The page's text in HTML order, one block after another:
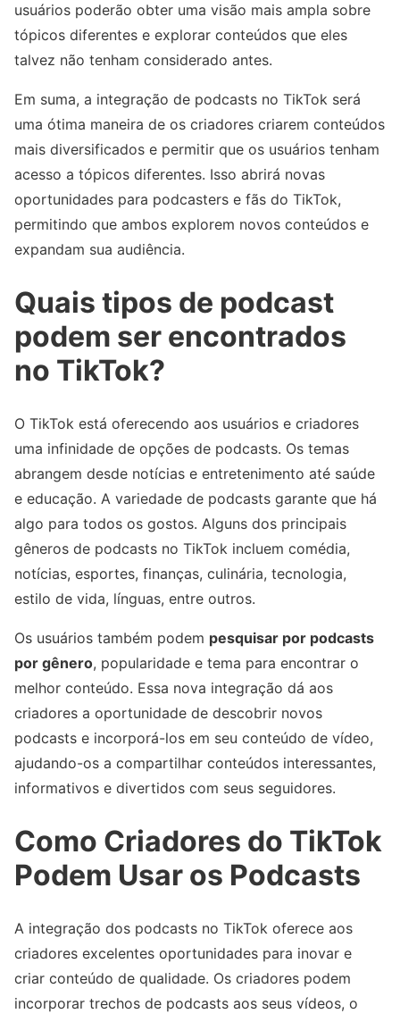
usuários poderão obter uma visão mais ampla sobre
tópicos diferentes e explorar conteúdos que eles
talvez não tenham considerado antes.
Em suma, a integração de podcasts no TikTok será
uma ótima maneira de os criadores criarem conteúdos
mais diversificados e permitir que os usuários tenham
acesso a tópicos diferentes. Isso abrirá novas
oportunidades para podcasters e fãs do TikTok,
permitindo que ambos explorem novos conteúdos e
expandam sua audiência.
Quais tipos de podcast
podem ser encontrados
no TikTok?
O TikTok está oferecendo aos usuários e criadores
uma infinidade de opções de podcasts. Os temas
abrangem desde notícias e entretenimento até saúde
e educação. A variedade de podcasts garante que há
algo para todos os gostos. Alguns dos principais
gêneros de podcasts no TikTok incluem comédia,
notícias, esportes, finanças, culinária, tecnologia,
estilo de vida, línguas, entre outros.
Os usuários também podem pesquisar por podcasts
por gênero, popularidade e tema para encontrar o
melhor conteúdo. Essa nova integração dá aos
criadores a oportunidade de descobrir novos
podcasts e incorporá-los em seu conteúdo de vídeo,
ajudando-os a compartilhar conteúdos interessantes,
informativos e divertidos com seus seguidores.
Como Criadores do TikTok
Podem Usar os Podcasts
A integração dos podcasts no TikTok oferece aos
criadores excelentes oportunidades para inovar e
criar conteúdo de qualidade. Os criadores podem
incorporar trechos de podcasts aos seus vídeos, o